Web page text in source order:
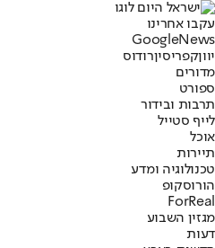
עקבו אחרינו
Googl eNews
יווןקפריסיןרודוס
מדורים
ספורט
תרבות ובידור
לייף סטייל
אוכל
תיירות
טכנולוגיה ומדע
הורוסקופ
ForReal
מגזין השבוע
דעות